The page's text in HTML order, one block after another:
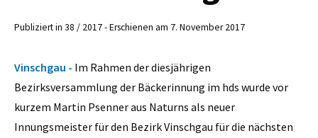
Publiziert in 38 / 2017 - Erschienen am 7. November 2017
Vinschgau - Im Rahmen der diesjährigen
Bezirksversammlung der Bäckerinnung im hds wurde vor
kurzem Martin Psenner aus Naturns als neuer
Innungsmeister für den Bezirk Vinschgau für die nächsten